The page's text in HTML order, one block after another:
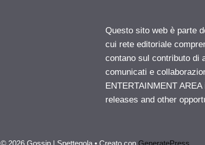
Questo sito web è parte
cui rete editoriale
contano sul contributo di
comunicati e
ENTERTAINMENT
releases and other
© 2026 Gossip | Spettegola • Creato con GeneratePress